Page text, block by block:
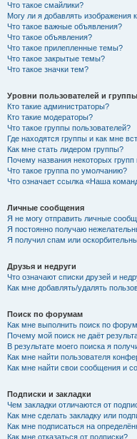
Что такое смайлики?
Могу ли я добавлять изображения
Что такое важные объявления?
Что такое объявления?
Что такое прилепленные темы?
Что такое закрытые темы?
Что такое значки тем?
Уровни пользователей и группы
Кто такие администраторы?
Кто такие модераторы?
Что такое группы пользователей?
Где находятся группы и как мне
Как мне стать лидером группы?
Почему названия некоторых
Что такое группа по умолчанию?
Что означает ссылка «Наша
Личные сообщения
Я не могу отправить личные
Я постоянно получаю
Я получил спам или
Друзья и недруги
Что означают списки друзей и
Как мне добавлять/удалять
Поиск по форумам
Как мне выполнить поиск по
Почему мой поиск не даёт
В результате моего поиска я
Как мне найти пользователя
Как мне найти свои сообщения и
Подписки и закладки
Чем закладки отличаются от
Как мне сделать закладку или
Как мне подписаться на
Как мне отказаться от подписки?